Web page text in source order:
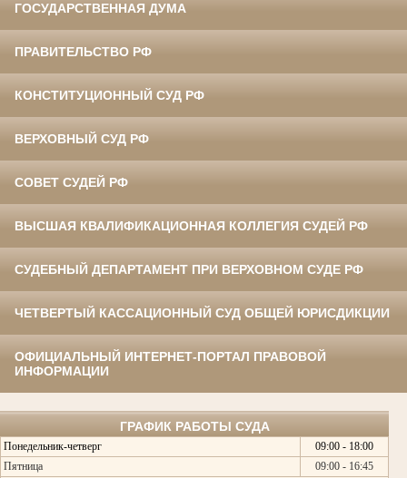
ГОСУДАРСТВЕННАЯ ДУМА
ПРАВИТЕЛЬСТВО РФ
КОНСТИТУЦИОННЫЙ СУД РФ
ВЕРХОВНЫЙ СУД РФ
СОВЕТ СУДЕЙ РФ
ВЫСШАЯ КВАЛИФИКАЦИОННАЯ КОЛЛЕГИЯ СУДЕЙ РФ
СУДЕБНЫЙ ДЕПАРТАМЕНТ ПРИ ВЕРХОВНОМ СУДЕ РФ
ЧЕТВЕРТЫЙ КАССАЦИОННЫЙ СУД ОБЩЕЙ ЮРИСДИКЦИИ
ОФИЦИАЛЬНЫЙ ИНТЕРНЕТ-ПОРТАЛ ПРАВОВОЙ
ИНФОРМАЦИИ
ГРАФИК РАБОТЫ СУДА
Понедельник-четверг
09:00 - 18:00
Пятница
09:00 - 16:45